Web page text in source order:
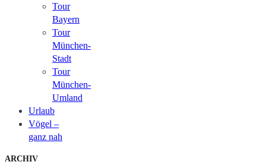
Tour
Bayern
Tour
München-
Stadt
Tour
München-
Umland
Urlaub
Vögel –
ganz nah
ARCHIV